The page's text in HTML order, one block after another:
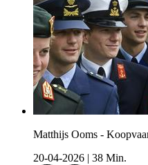
Matthijs Ooms -
20-04-2026
38 Min.